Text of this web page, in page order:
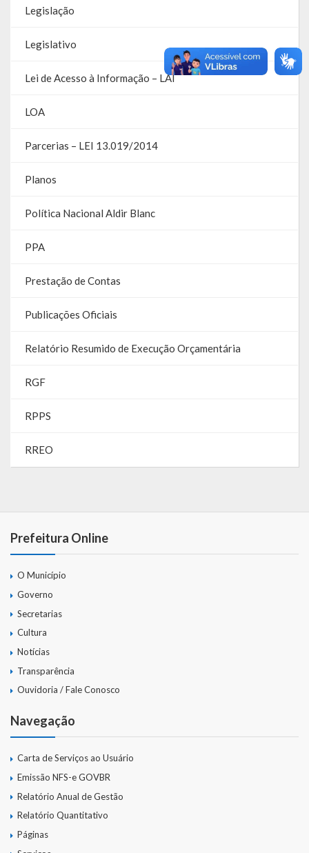
Contas
Contas – TCE
Demonstrativos Contábeis
Legislativo
Legislação
PPA
LDO
Apresentação
Portal da Transparência
Links Úteis
Emendas Parlament. EC 105 FNS
Emendas Parlamentares Federais
Convênios com o Estado
Emendas Parlamentares Estaduais
ITBI Online
Legislação
Legislativo
Lei de Acesso à Informação – LAI
LOA
Parcerias – LEI 13.019/2014
Planos
Política Nacional Aldir Blanc
PPA
Prestação de Contas
Publicações Oficiais
Relatório Resumido de Execução Orçamentária
RGF
RPPS
RREO
Prefeitura Online
O Município
Governo
Secretarias
Cultura
Notícias
Transparência
Ouvidoria / Fale Conosco
Navegação
Carta de Serviços ao Usuário
Emissão NFS-e GOVBR
Relatório Anual de Gestão
Relatório Quantitativo
Páginas